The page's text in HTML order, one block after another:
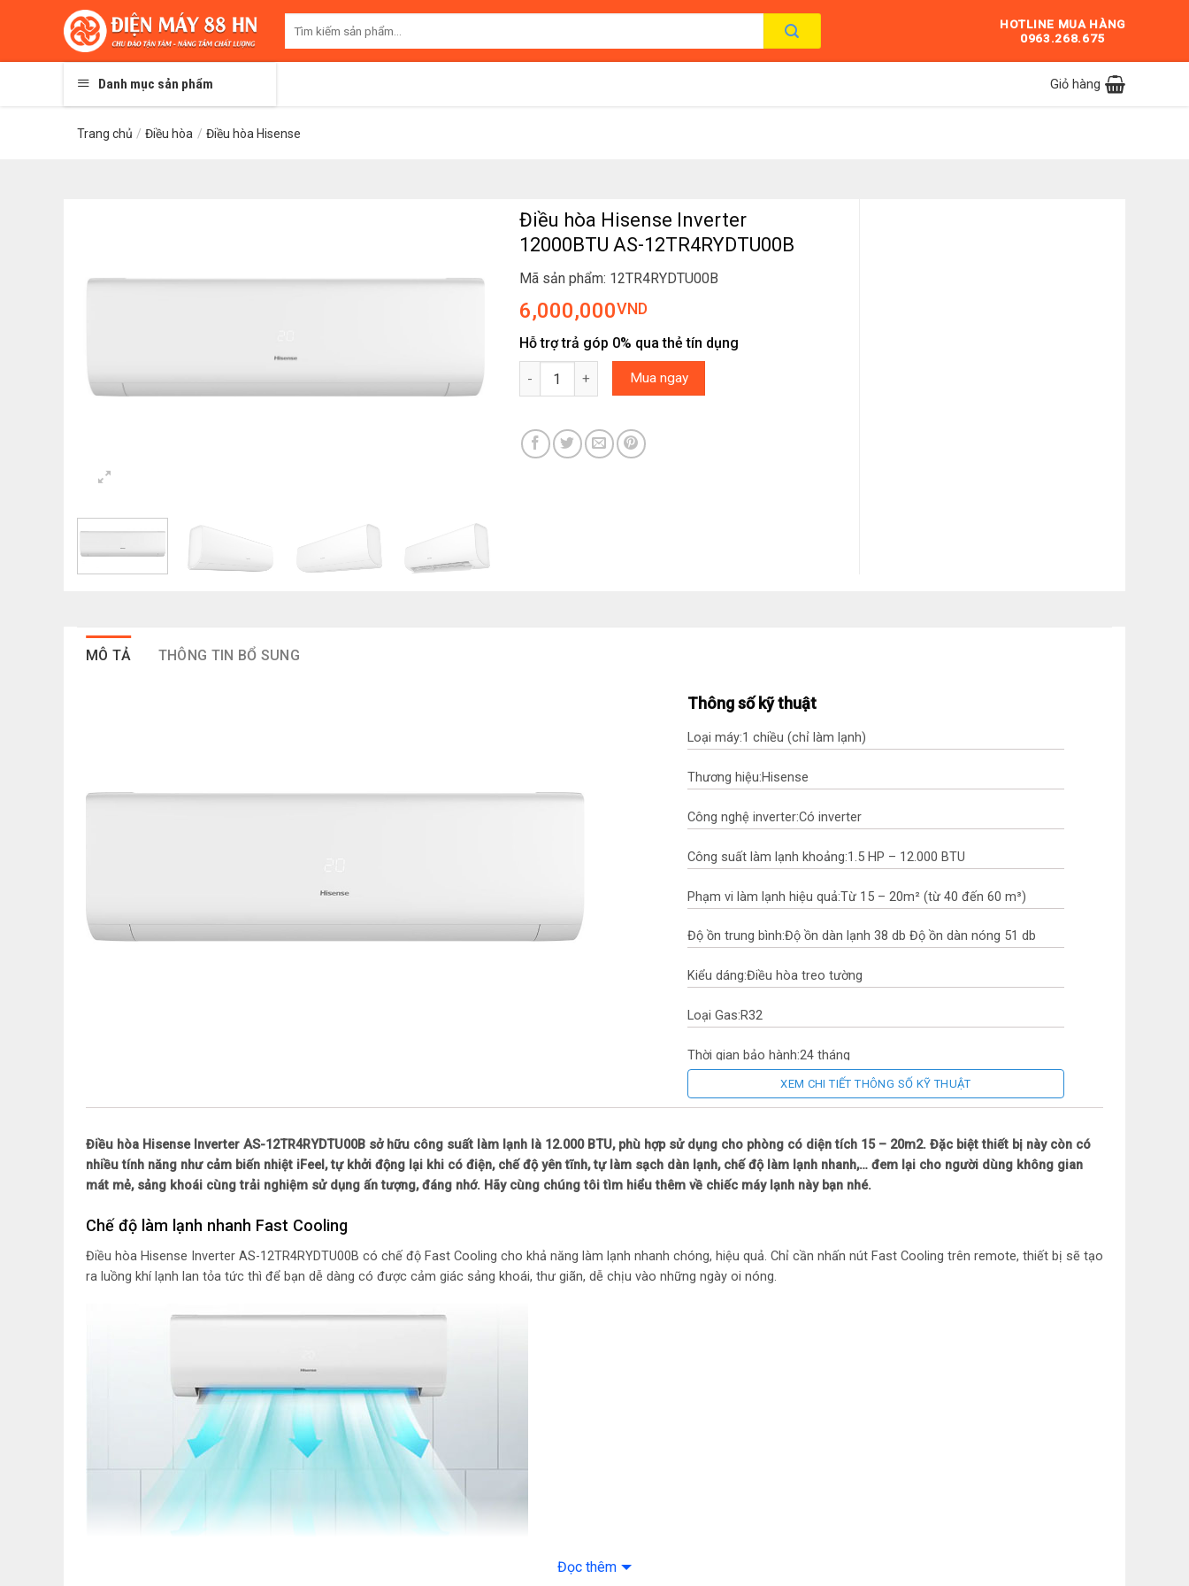
kiếm:
HOTLINE MUA HÀNG
0963.268.675
Danh mục sản phẩm Giỏ hàng
Trang chủ / Điều hòa / Điều hòa Hisense
Điều hòa Hisense Inverter
12000BTU AS-12TR4RYDTU00B
Mã sản phẩm: 12TR4RYDTU00B
6,000,000VND
Hỗ trợ trả góp 0% qua thẻ tín dụng
Điều hòa Hisense Inverter 12000BTU AS-12TR4RYDTU00B số lượng
Mua ngay
MÔ TẢ THÔNG TIN BỔ SUNG
Thông số kỹ thuật
Loại máy:1 chiều (chỉ làm lạnh)
Thương hiệu:Hisense
Công nghệ inverter:Có inverter
Công suất làm lạnh khoảng:1.5 HP – 12.000 BTU
Phạm vi làm lạnh hiệu quả:Từ 15 – 20m² (từ 40 đến 60 m³)
Độ ồn trung bình:Độ ồn dàn lạnh 38 db Độ ồn dàn nóng 51 db
Kiểu dáng:Điều hòa treo tường
Loại Gas:R32
Thời gian bảo hành:24 tháng
Nơi sản xuất:Thái Lan
Công nghệ tiết kiệm điện: Công nghệ Inverter
Chế độ gió: Lưu lượng gió trong nhà 550 m3/h
Kích thước – Khối lượng dàn nóng:
XEM CHI TIẾT THÔNG SỐ KỸ THUẬT
Điều hòa Hisense Inverter AS-12TR4RYDTU00B sở hữu công suất làm lạnh là 12.000 BTU, phù hợp sử dụng cho phòng có diện tích 15 – 20m2. Đặc biệt thiết bị này còn có
nhiều tính năng như cảm biến nhiệt iFeel, tự khởi động lại khi có điện, chế độ yên tĩnh, tự làm sạch dàn lạnh, chế độ làm lạnh nhanh,… đem lại cho người dùng không gian
mát mẻ, sảng khoái cùng trải nghiệm sử dụng ấn tượng, đáng nhớ. Hãy cùng chúng tôi tìm hiểu thêm về chiếc máy lạnh này bạn nhé.
Chế độ làm lạnh nhanh Fast Cooling
Điều hòa Hisense Inverter AS-12TR4RYDTU00B có chế độ Fast Cooling cho khả năng làm lạnh nhanh chóng, hiệu quả. Chỉ cần nhấn nút Fast Cooling trên remote, thiết bị sẽ tạo
ra luồng khí lạnh lan tỏa tức thì để bạn dễ dàng có được cảm giác sảng khoái, thư giãn, dễ chịu vào những ngày oi nóng.
Đọc thêm